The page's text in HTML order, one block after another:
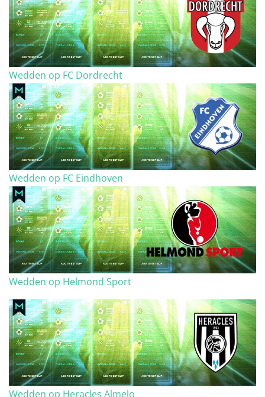
Wedden op FC Dordrecht
Wedden op FC Eindhoven
Wedden op Helmond Sport
Wedden op Heracles Almelo